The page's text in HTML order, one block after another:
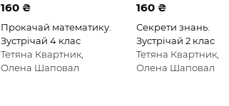
160 ₴
Прокачай математику.
Зустрічай 4 клас
Тетяна Квартник,
Олена Шаповал
160 ₴
Секрети знань.
Зустрічай 2 клас
Тетяна Квартник,
Олена Шаповал